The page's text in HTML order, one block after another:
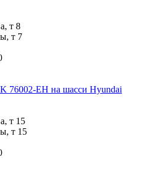
т 8
т 7
76002-EH на шасси Hyundai
т 15
т 15